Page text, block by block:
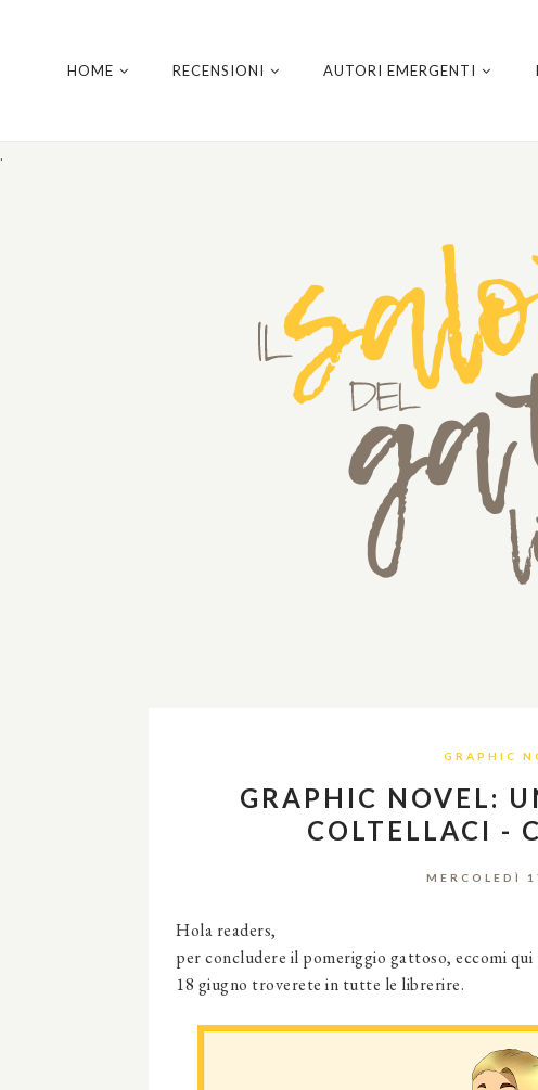
.
HOME RECENSIONI AUTORI EMERGENTI
GRAPHIC
GRAPHIC NOVEL:
COLTELLACI -
MERCOLEDÌ
Hola readers,
per concludere il pomeriggio gattoso, eccomi
18 giugno troverete in tutte le librerire.